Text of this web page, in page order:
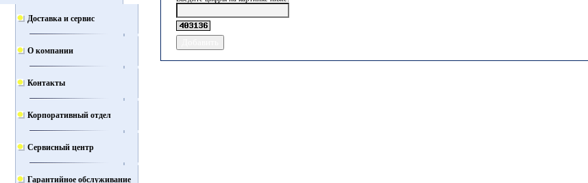
Доставка и сервис
О компании
Контакты
Корпоративный отдел
Сервисный центр
Гарантийное обслуживание